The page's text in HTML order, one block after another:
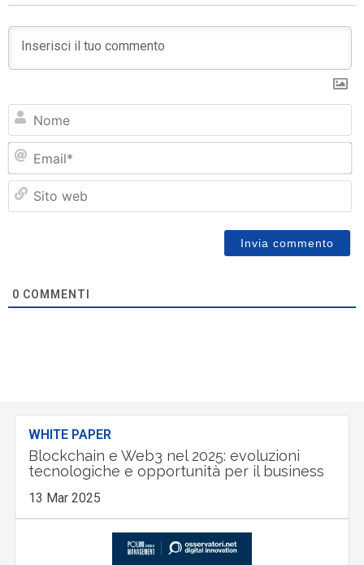
0 COMMENTI
WHITE PAPER
Blockchain e Web3 nel 2025: evoluzioni
tecnologiche e opportunità per il business
13 Mar 2025